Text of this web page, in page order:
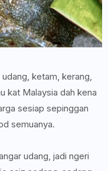
ketam, kerang,
kat Malaysia dah kena
sesiap sepinggan
semuanya.
udang, jadi ngeri